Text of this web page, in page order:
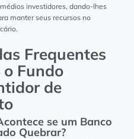
investidores, dando-lhes
manter seus recursos no
Frequentes
o Fundo
de
se um Banco
Quebrar?